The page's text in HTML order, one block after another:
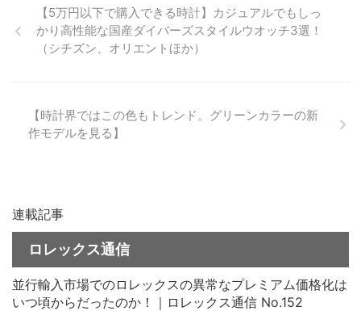
【5万円以下で購入できる時計】カジュアルでもしっ
かり高性能な国産ダイバーズスタイルウオッチ3選！
（シチズン、オリエントほか）
【時計界ではこの色もトレンド。グリーンカラーの新
作モデルを見る】
連載記事
ロレックス通信
並行輸入市場でのロレックスの異常なプレミアム価格化は
いつ頃からだったのか！｜ロレックス通信 No.152